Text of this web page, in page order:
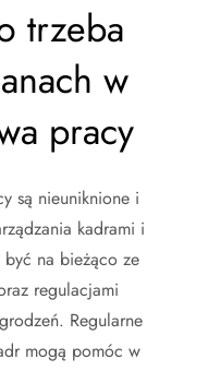
trzeba
w
pracy
są nieuniknione i
kadrami i
być na bieżąco ze
regulacjami
Regularne
mogą pomóc w